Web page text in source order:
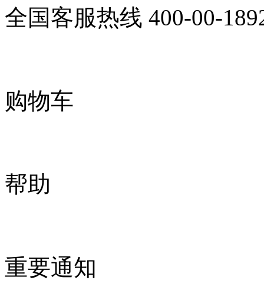
全国客服热线 400-00-
购物车
帮助
重要通知